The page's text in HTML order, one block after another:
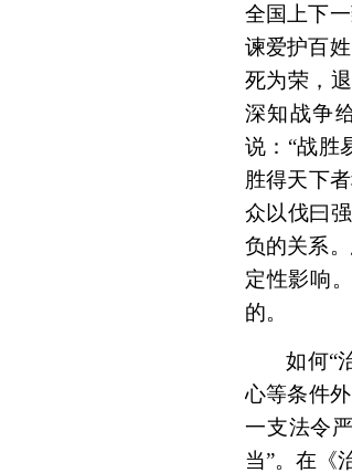
全国上下
谏爱护百
死为荣，
深知战争
说：“战胜
胜得天下
众以伐曰
负的关系
定性影响
的。
如何“
心等条件
一支法令
当”。在《